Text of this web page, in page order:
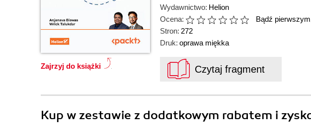
Zajrzyj do książki
Wydawnictwo: Helion
Ocena:
Bądź
Stron: 272
Druk: oprawa miękka
Czytaj fragment
Kup w zestawie z dodatkowym rabatem i